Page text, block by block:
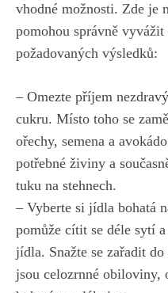
vhodné ‍možnosti. Zde je
pomohou správně‌
požadovaných výsledků:
– Omezte​ příjem⁢
cukru. Místo toho se
ořechy, semena a
potřebné živiny a
tuku na​ stehnech.
– Vyberte si jídla bohatá
pomůže​ cítit se ‍déle sytí
jídla. Snažte se zařadit do
jsou‌ celozrnné obiloviny,